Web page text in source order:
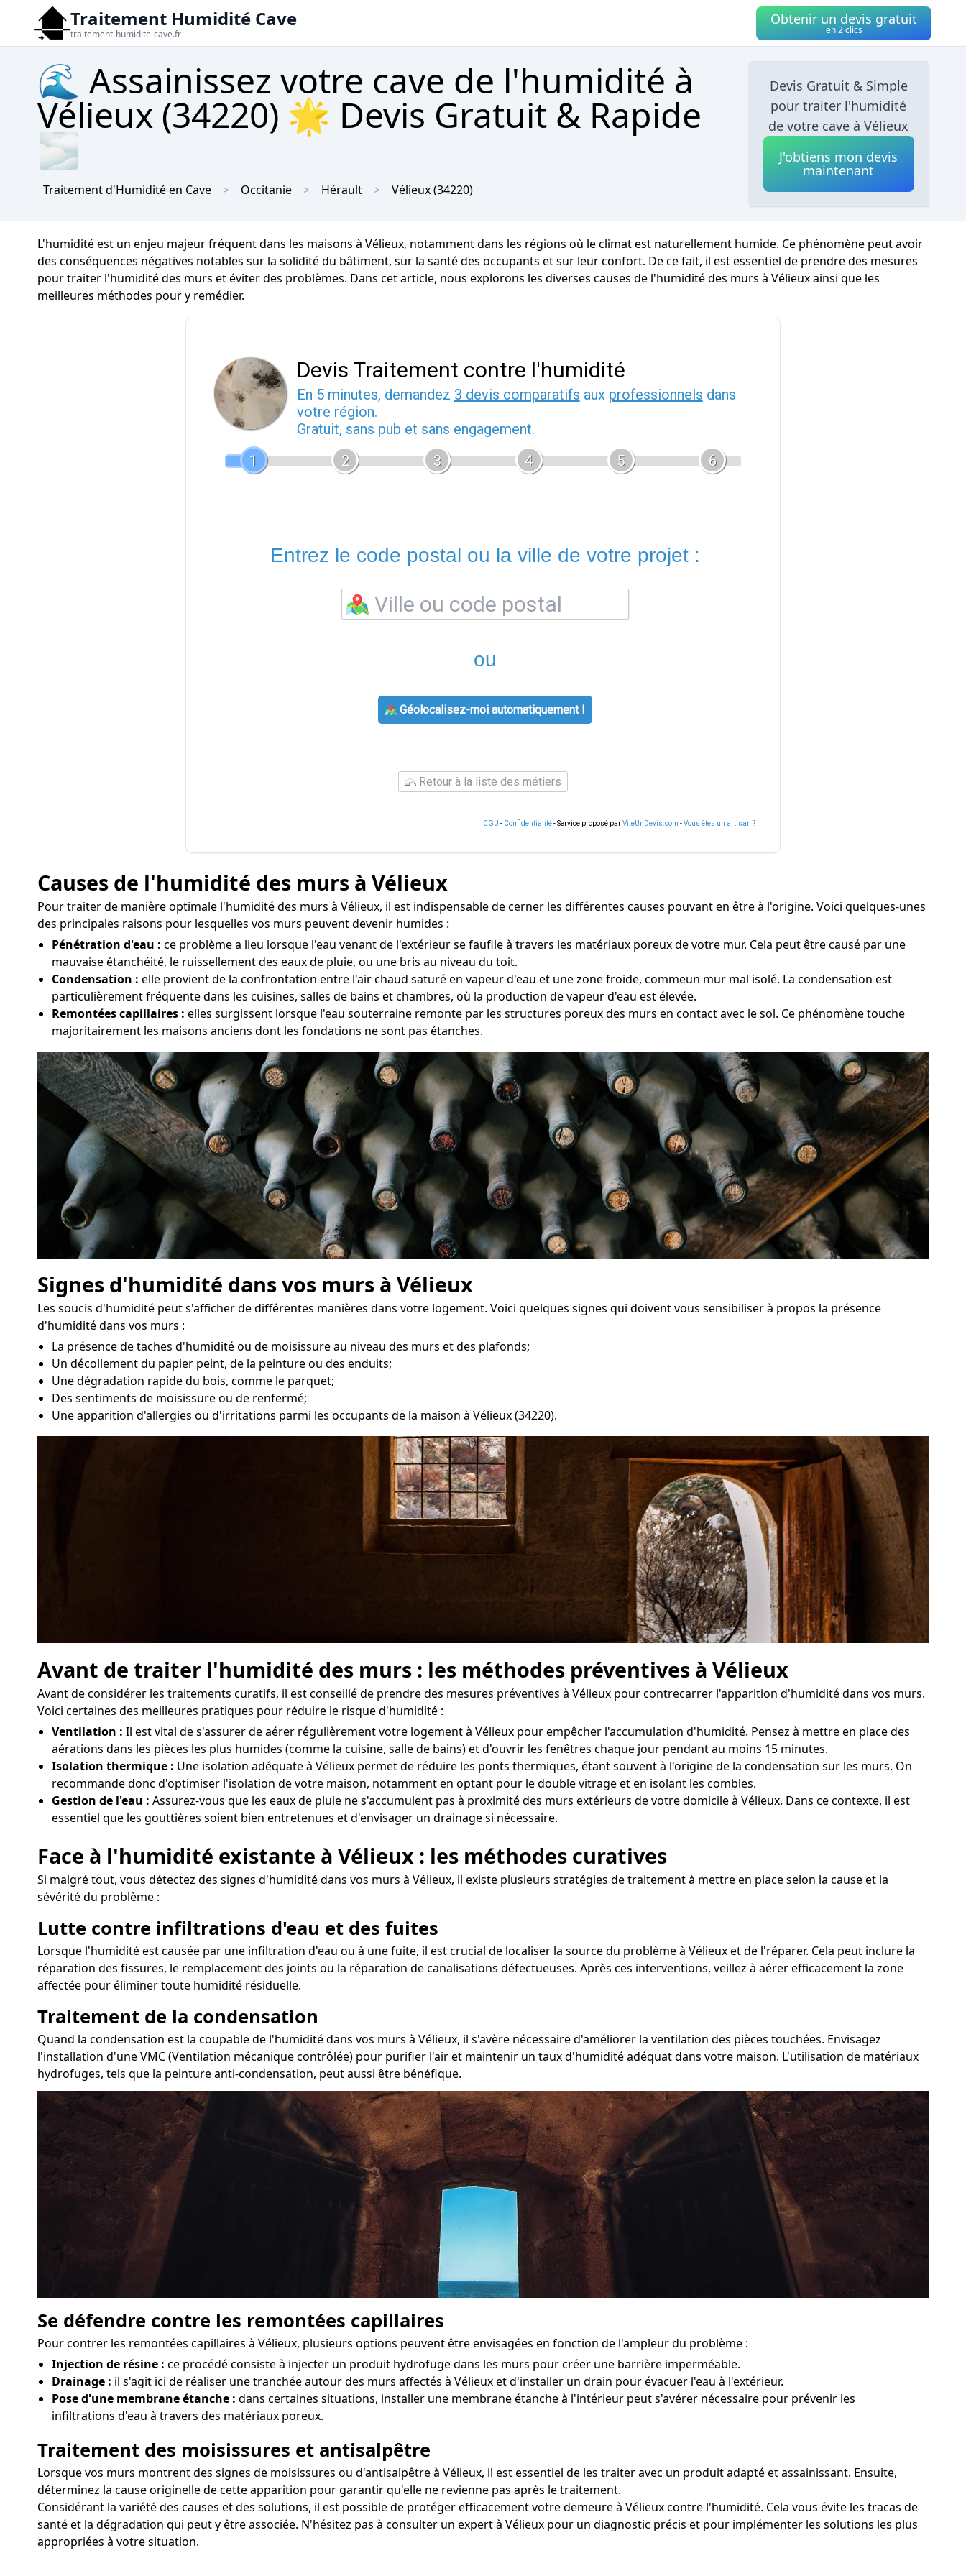
Traitement Humidité Cave
traitement-humidite-cave.fr
Obtenir un devis gratuit
en 2 clics
🌊 Assainissez votre cave de l'humidité à
Vélieux (34220) 🌟 Devis Gratuit & Rapide
🌫
Traitement d'Humidité en Cave Occitanie Hérault Vélieux(34220)
Devis Gratuit & Simple
pour traiter l'humidité
de votre cave à Vélieux
J'obtiens mon devis
maintenant
L'humidité est un enjeu majeur fréquent dans les maisons à Vélieux, notamment dans les régions où le climat est naturellement humide. Ce phénomène peut avoir
des conséquences négatives notables sur la solidité du bâtiment, sur la santé des occupants et sur leur confort. De ce fait, il est essentiel de prendre des mesures
pour traiter l'humidité des murs et éviter des problèmes. Dans cet article, nous explorons les diverses causes de l'humidité des murs à Vélieux ainsi que les
meilleures méthodes pour y remédier.
Devis Traitement contre l'humidité
En 5 minutes, demandez 3 devis comparatifs aux professionnels dans
votre région.
Gratuit, sans pub et sans engagement.
1
2 3 4 5 6
Entrez le code postal ou la ville de votre projet :
ou
Géolocalisez-moi automatiquement !
Retour à la liste des métiers
CGU - Confidentialité- Service proposé parViteUnDevis.com -Vous êtes un artisan ?
Causes de l'humidité des murs à Vélieux
Pour traiter de manière optimale l'humidité des murs à Vélieux, il est indispensable de cerner les différentes causes pouvant en être à l'origine. Voici quelques-unes
des principales raisons pour lesquelles vos murs peuvent devenir humides :
Pénétration d'eau : ce problème a lieu lorsque l'eau venant de l'extérieur se faufile à travers les matériaux poreux de votre mur. Cela peut être causé par une
mauvaise étanchéité, le ruissellement des eaux de pluie, ou une bris au niveau du toit.
Condensation : elle provient de la confrontation entre l'air chaud saturé en vapeur d'eau et une zone froide, commeun mur mal isolé. La condensation est
particulièrement fréquente dans les cuisines, salles de bains et chambres, où la production de vapeur d'eau est élevée.
Remontées capillaires : elles surgissent lorsque l'eau souterraine remonte par les structures poreux des murs en contact avec le sol. Ce phénomène touche
majoritairement les maisons anciens dont les fondations ne sont pas étanches.
Signes d'humidité dans vos murs à Vélieux
Les soucis d'humidité peut s'afficher de différentes manières dans votre logement. Voici quelques signes qui doivent vous sensibiliser à propos la présence
d'humidité dans vos murs :
La présence de taches d'humidité ou de moisissure au niveau des murs et des plafonds;
Un décollement du papier peint, de la peinture ou des enduits;
Une dégradation rapide du bois, comme le parquet;
Des sentiments de moisissure ou de renfermé;
Une apparition d'allergies ou d'irritations parmi les occupants de la maison à Vélieux (34220).
Avant de traiter l'humidité des murs : les méthodes préventives à Vélieux
Avant de considérer les traitements curatifs, il est conseillé de prendre des mesures préventives à Vélieux pour contrecarrer l'apparition d'humidité dans vos murs.
Voici certaines des meilleures pratiques pour réduire le risque d'humidité :
Ventilation : Il est vital de s'assurer de aérer régulièrement votre logement à Vélieux pour empêcher l'accumulation d'humidité. Pensez à mettre en place des
aérations dans les pièces les plus humides (comme la cuisine, salle de bains) et d'ouvrir les fenêtres chaque jour pendant au moins 15 minutes.
Isolation thermique : Une isolation adéquate à Vélieux permet de réduire les ponts thermiques, étant souvent à l'origine de la condensation sur les murs. On
recommande donc d'optimiser l'isolation de votre maison, notamment en optant pour le double vitrage et en isolant les combles.
Gestion de l'eau : Assurez-vous que les eaux de pluie ne s'accumulent pas à proximité des murs extérieurs de votre domicile à Vélieux. Dans ce contexte, il est
essentiel que les gouttières soient bien entretenues et d'envisager un drainage si nécessaire.
Face à l'humidité existante à Vélieux : les méthodes curatives
Si malgré tout, vous détectez des signes d'humidité dans vos murs à Vélieux, il existe plusieurs stratégies de traitement à mettre en place selon la cause et la
sévérité du problème :
Lutte contre infiltrations d'eau et des fuites
Lorsque l'humidité est causée par une infiltration d'eau ou à une fuite, il est crucial de localiser la source du problème à Vélieux et de l'réparer. Cela peut inclure la
réparation des fissures, le remplacement des joints ou la réparation de canalisations défectueuses. Après ces interventions, veillez à aérer efficacement la zone
affectée pour éliminer toute humidité résiduelle.
Traitement de la condensation
Quand la condensation est la coupable de l'humidité dans vos murs à Vélieux, il s'avère nécessaire d'améliorer la ventilation des pièces touchées. Envisagez
l'installation d'une VMC (Ventilation mécanique contrôlée) pour purifier l'air et maintenir un taux d'humidité adéquat dans votre maison. L'utilisation de matériaux
hydrofuges, tels que la peinture anti-condensation, peut aussi être bénéfique.
Se défendre contre les remontées capillaires
Pour contrer les remontées capillaires à Vélieux, plusieurs options peuvent être envisagées en fonction de l'ampleur du problème :
Injection de résine : ce procédé consiste à injecter un produit hydrofuge dans les murs pour créer une barrière imperméable.
Drainage : il s'agit ici de réaliser une tranchée autour des murs affectés à Vélieux et d'installer un drain pour évacuer l'eau à l'extérieur.
Pose d'une membrane étanche : dans certaines situations, installer une membrane étanche à l'intérieur peut s'avérer nécessaire pour prévenir les
infiltrations d'eau à travers des matériaux poreux.
Traitement des moisissures et antisalpêtre
Lorsque vos murs montrent des signes de moisissures ou d'antisalpêtre à Vélieux, il est essentiel de les traiter avec un produit adapté et assainissant. Ensuite,
déterminez la cause originelle de cette apparition pour garantir qu'elle ne revienne pas après le traitement.
Considérant la variété des causes et des solutions, il est possible de protéger efficacement votre demeure à Vélieux contre l'humidité. Cela vous évite les tracas de
santé et la dégradation qui peut y être associée. N'hésitez pas à consulter un expert à Vélieux pour un diagnostic précis et pour implémenter les solutions les plus
appropriées à votre situation.